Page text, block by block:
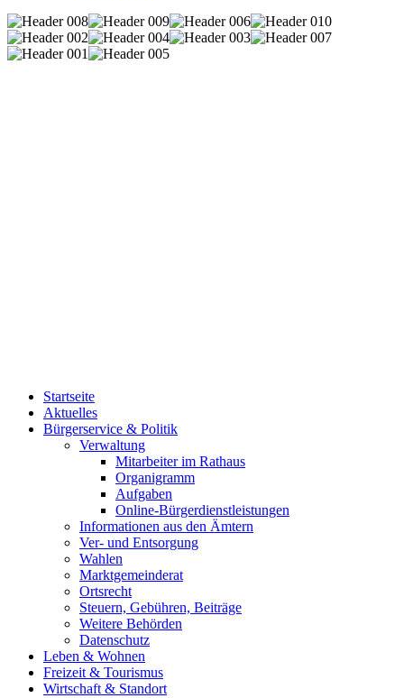
Startseite
Aktuelles
Bürgerservice & Politik
Verwaltung
Mitarbeiter im Rathaus
Organigramm
Aufgaben
Online-Bürgerdienstleistungen
Informationen aus den Ämtern
Ver- und Entsorgung
Wahlen
Marktgemeinderat
Ortsrecht
Steuern, Gebühren, Beiträge
Weitere Behörden
Datenschutz
Leben & Wohnen
Freizeit & Tourismus
Wirtschaft & Standort